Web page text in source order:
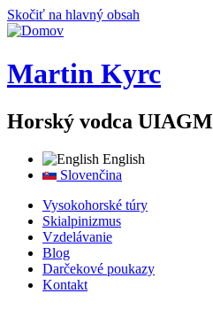
Skočiť na hlavný obsah
Martin Kyrc
Horský vodca UIAGM
English
Slovenčina
Vysokohorské túry
Skialpinizmus
Vzdelávanie
Blog
Darčekové poukazy
Kontakt